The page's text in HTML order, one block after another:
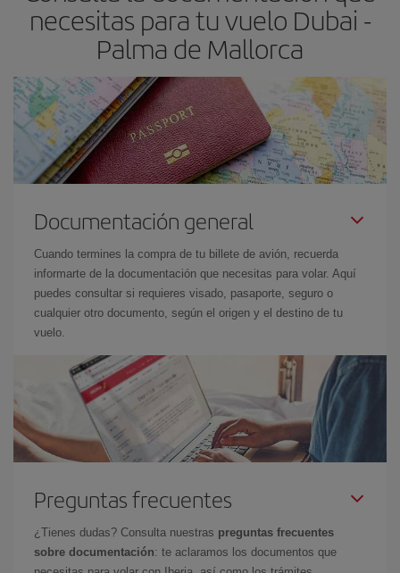
el precio más barato.
necesitas para tu vuelo Dubai -
Palma de Mallorca
Documentación general
Cuando termines la compra de tu billete de avión, recuerda
informarte de la documentación que necesitas para volar. Aquí
puedes consultar si requieres visado, pasaporte, seguro o
cualquier otro documento, según el origen y el destino de tu
vuelo.
Preguntas frecuentes
¿Tienes dudas? Consulta nuestras preguntas frecuentes
sobre documentación: te aclaramos los documentos que